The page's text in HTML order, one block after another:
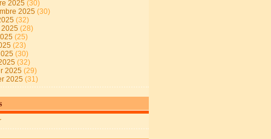
2025 (30)
2025 (30)
(32)
(28)
(25)
(23)
(30)
(32)
2025 (29)
2025 (31)